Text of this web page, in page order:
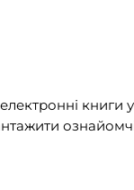
книги